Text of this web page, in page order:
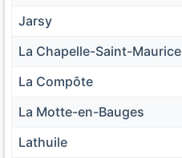
Jarsy
La Chapelle-Saint-Maurice
La Compôte
La Motte-en-Bauges
Lathuile